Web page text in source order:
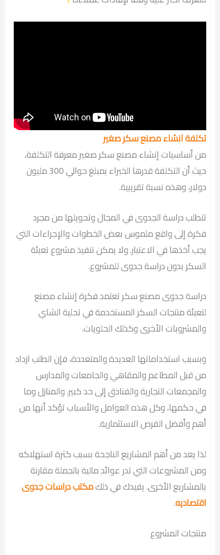
تكلفة انشاء مصنع سكر صغير
من أساسيات إنشاء مصنع سكر صغير معرفة التكلفة،
حيث أن التكلفة قدرها الخبراء بمبلغ حوالي 300 مليون
دولار، وهذه نسبة تقريبية.
تتطلب دراسة الجدوى في المجال وتحويلها من مجرد
فكرة إلى واقع ملموس بعض الخطوات والإجراءات التي
يجب أخذها في الاعتبار. ولا يمكن تنفيذ مشروع تعبئة
السكر بدون دراسة جدوى للمشروع.
دراسة جدوى مصنع سكر تعتمد فكرة إنشاء مصنع
لتعبئة منتجات السكر المستخدمة في تحلية الشاي
والمشروبات الأخرى وكذلك الحلويات.
وبسبب استخداماتها العديدة والمتعددة، فإن الطلب ازداد
من قبل المطاعم والمقاهي والجامعات والمدارس
والمجمعات التجارية والفنادق إلى حد كبير. والمنازل وما
في حكمها، وكل هذه العوامل والأسباب تؤكد أنها من
أهم وأفضل الفرص الاستثمارية.
لذا يعد من أهم المشاريع الناجحة بسبب كثرة استهلاكه
ومن المشروعات التي تدر عوائد مالية بالجملة مقارنة
بالمشاريع الأخرى. يفيدك في ذلكمكتب دراسات جدوى
اقتصاديه.
منتجات المشروع